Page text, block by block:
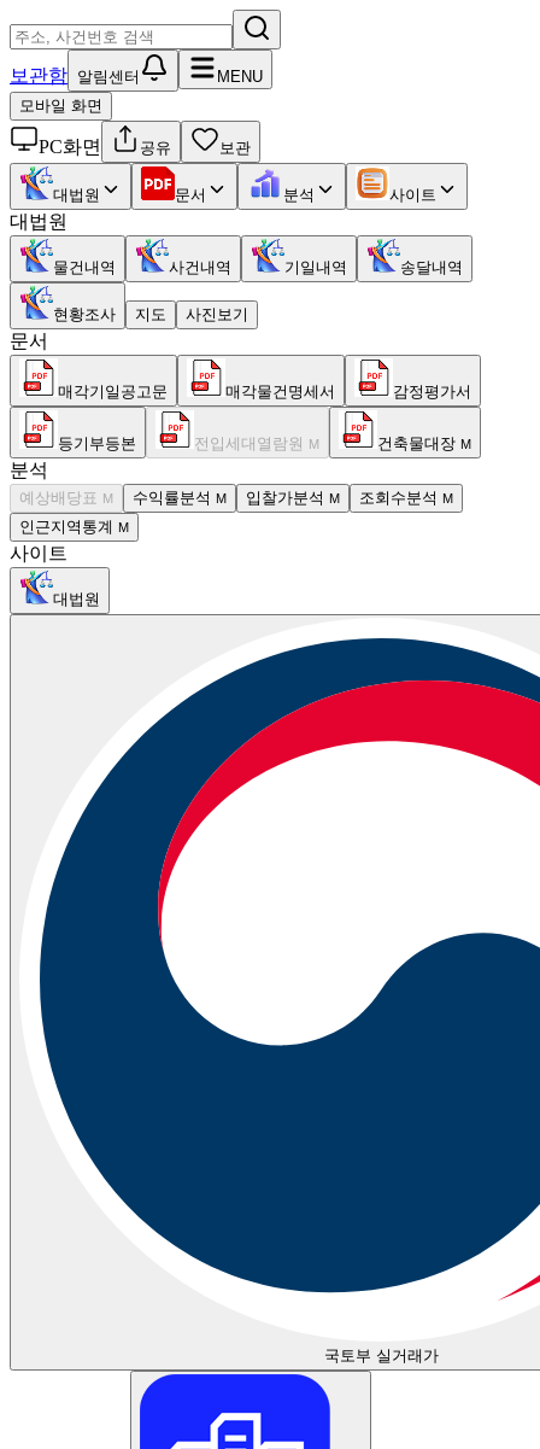
보관함 알림센터
MENU
모바일 화면
PC화면 공유 보관
대법원 문서 분석 사이트
대법원
물건내역 사건내역 기일내역 송달내역
현황조사 지도 사진보기
문서
매각기일공고문 매각물건명세서 감정평가서
등기부등본 전입세대열람원 M 건축물대장 M
분석
예상배당표 M 수익률분석 M 입찰가분석 M 조회수분석 M
인근지역통계 M
사이트
대법원
국토부 실거래가